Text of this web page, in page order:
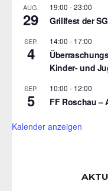
AUG.
29
19:00 -23:00
Grillfest der
SEP.
4
14:00 - 17:00
Kinder- und
SEP.
5
10:00 - 12:00
FF Roschau –
Kalender anzeigen